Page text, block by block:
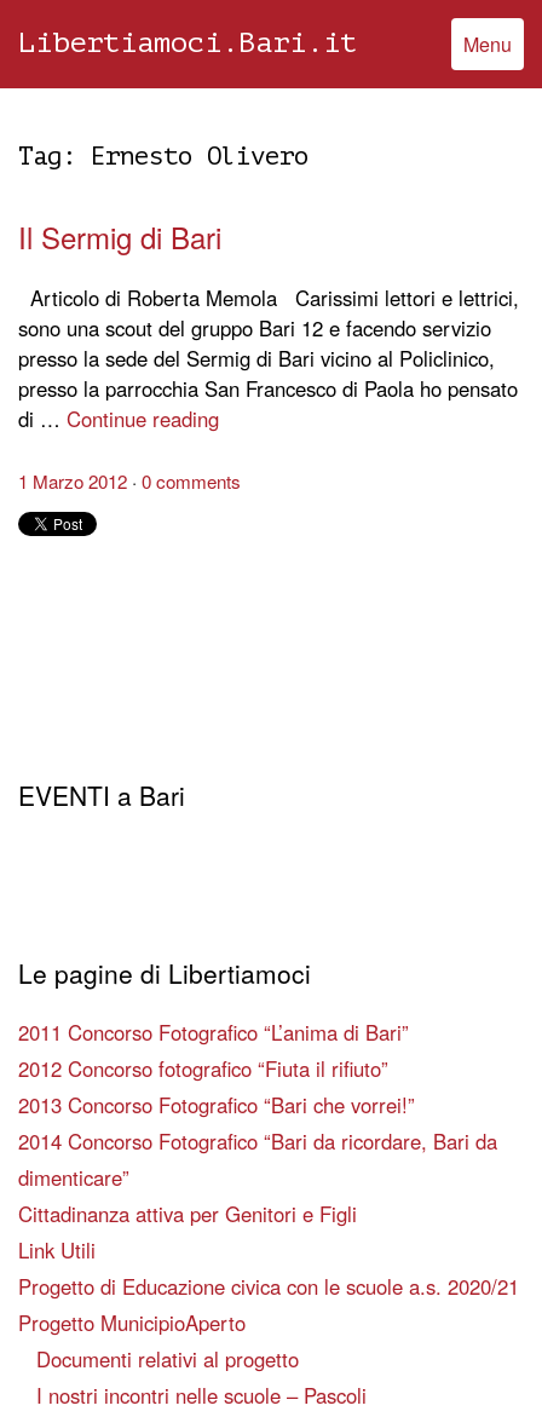
Libertiamoci.Bari.it Menu
Tag: Ernesto Olivero
Il Sermig di Bari
Articolo di Roberta Memola Carissimi lettori e lettrici,
sono una scout del gruppo Bari 12 e facendo servizio
presso la sede del Sermig di Bari vicino al Policlinico,
presso la parrocchia San Francesco di Paola ho pensato
di … Continue reading
1 Marzo 2012 0 comments
EVENTI a Bari
Le pagine di Libertiamoci
2011 Concorso Fotografico “L’anima di Bari”
2012 Concorso fotografico “Fiuta il rifiuto”
2013 Concorso Fotografico “Bari che vorrei!”
2014 Concorso Fotografico “Bari da ricordare, Bari da
dimenticare”
Cittadinanza attiva per Genitori e Figli
Link Utili
Progetto di Educazione civica con le scuole a.s. 2020/21
Progetto MunicipioAperto
Documenti relativi al progetto
I nostri incontri nelle scuole – Pascoli